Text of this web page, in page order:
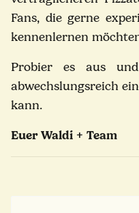
Fans, die gerne
kennenlernen
Probier es aus
abwechslungsreich
kann.
Euer Waldi + Team